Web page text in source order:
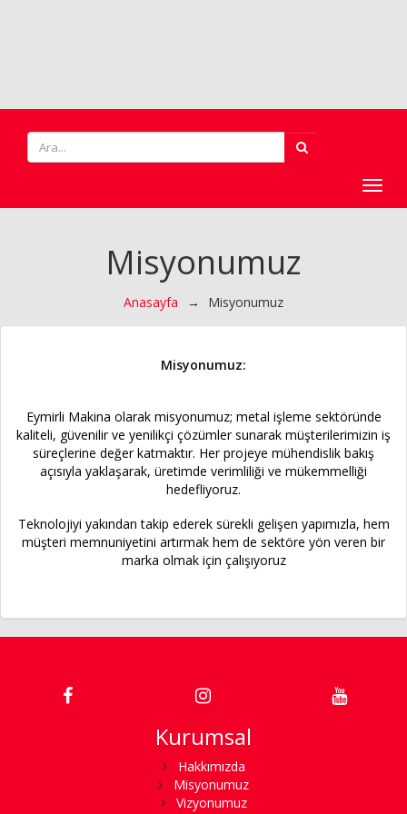
Misyonumuz
Anasayfa → Misyonumuz
Misyonumuz:
Eymirli Makina olarak misyonumuz; metal işleme sektöründe
kaliteli, güvenilir ve yenilikçi çözümler sunarak müşterilerimizin iş
süreçlerine değer katmaktır. Her projeye mühendislik bakış
açısıyla yaklaşarak, üretimde verimliliği ve mükemmelliği
hedefliyoruz.
Teknolojiyi yakından takip ederek sürekli gelişen yapımızla, hem
müşteri memnuniyetini artırmak hem de sektöre yön veren bir
marka olmak için çalışıyoruz
Kurumsal
Hakkımızda
Misyonumuz
Vizyonumuz